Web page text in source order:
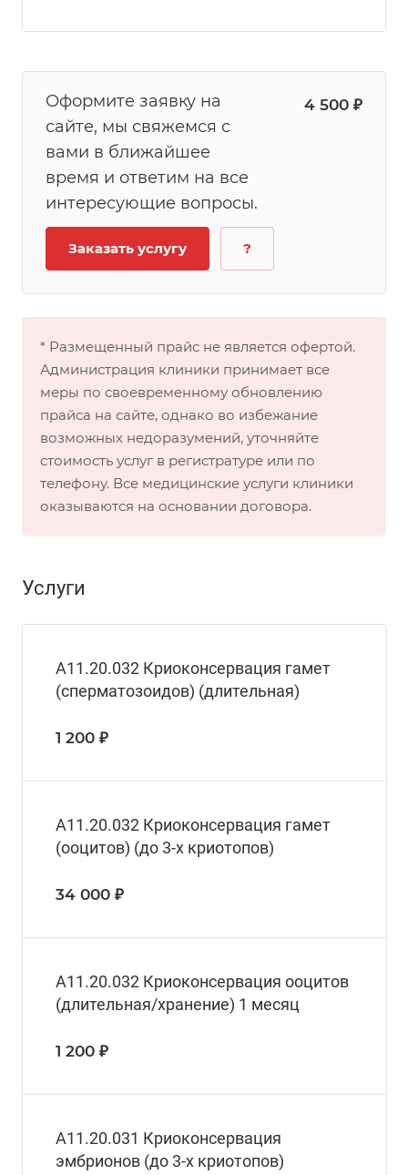
Оформите заявку на
сайте, мы свяжемся с
вами в ближайшее
время и ответим на все
интересующие вопросы.
4 500 ₽
Заказать услугу ?
* Размещенный прайс не является офертой.
Администрация клиники принимает все
меры по своевременному обновлению
прайса на сайте, однако во избежание
возможных недоразумений, уточняйте
стоимость услуг в регистратуре или по
телефону. Все медицинские услуги клиники
оказываются на основании договора.
Услуги
А11.20.032 Криоконсервация гамет
(сперматозоидов) (длительная)
1 200 ₽
А11.20.032 Криоконсервация гамет
(ооцитов) (до 3-х криотопов)
34 000 ₽
А11.20.032 Криоконсервация ооцитов
(длительная/хранение) 1 месяц
1 200 ₽
А11.20.031 Криоконсервация
эмбрионов (до 3-х криотопов)